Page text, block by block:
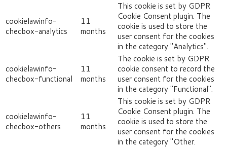
cookielawinfo-
checbox-analytics
11
months
This cookie is set by GDPR
Cookie Consent plugin. The
cookie is used to store the
user consent for the cookies
in the category "Analytics".
cookielawinfo-
checbox-functional
11
months
The cookie is set by GDPR
cookie consent to record the
user consent for the cookies
in the category "Functional".
cookielawinfo-
checbox-others
11
months
This cookie is set by GDPR
Cookie Consent plugin. The
cookie is used to store the
user consent for the cookies
in the category "Other.